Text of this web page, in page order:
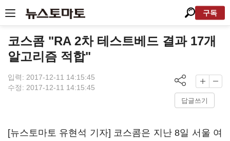
구독
코스콤 "RA 2차 테스트베드 결과 17개
알고리즘 적합"
입력: 2017-12-11 14:15:45
수정: 2017-12-11 14:15:45
답글쓰기
[뉴스토마토 유현석 기자] 코스콤은 지난 8일 서울 여